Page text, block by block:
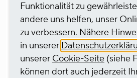
Funktionalität zu
andere uns helfen, unser
zu verbessern. Nähere
in unserer
unserer Cookie-Seite (siehe
können dort auch jederzeit